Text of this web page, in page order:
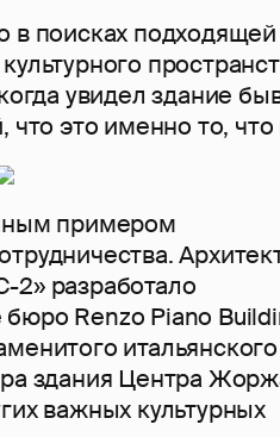
в поисках подходящей
увидел здание
это именно то,
примером
2» разработало
Renzo Piano
итальянского
здания Центра
важных культурных